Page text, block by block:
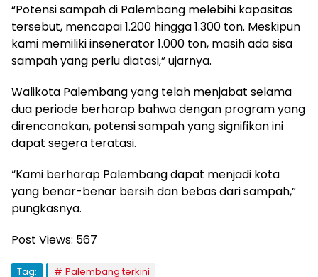
“Potensi sampah di Palembang melebihi kapasitas
tersebut, mencapai 1.200 hingga 1.300 ton. Meskipun
kami memiliki insenerator 1.000 ton, masih ada sisa
sampah yang perlu diatasi,” ujarnya.
Walikota Palembang yang telah menjabat selama
dua periode berharap bahwa dengan program yang
direncanakan, potensi sampah yang signifikan ini
dapat segera teratasi.
“Kami berharap Palembang dapat menjadi kota
yang benar-benar bersih dan bebas dari sampah,”
pungkasnya.
Post Views: 567
Tag: Palembang terkini